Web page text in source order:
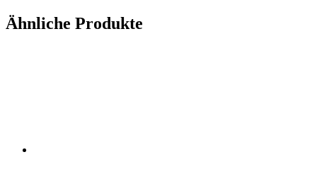
Ähnliche Produkte